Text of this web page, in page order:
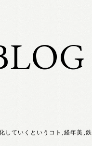
していくというコト ,経年美,